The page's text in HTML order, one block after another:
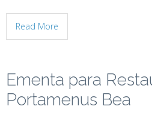
Read More
Ementa para
Portamenus Bea